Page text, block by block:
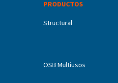
PRODUCTOS
Structural
OSB Multiusos